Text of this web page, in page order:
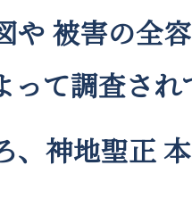
や 被害の全
って調査され
、神地聖正